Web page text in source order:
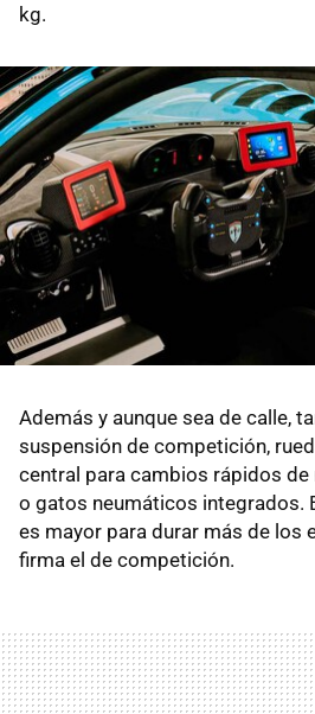
kg.
Además y aunque sea de calle,
suspensión de competición,
central para cambios rápidos
o gatos neumáticos integrados.
es mayor para durar más de los
firma el de competición.